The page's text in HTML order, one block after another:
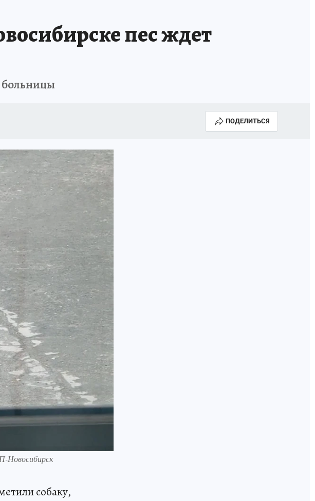
пес ждет
больницы
ПОДЕЛИТЬСЯ
Новосибирск
собаку,